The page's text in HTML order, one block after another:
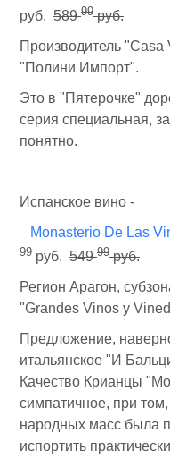
руб. 58999руб.
Производитель
"Полини Импорт".
Это в "Пятерочке"
серия специальная,
понятно.
Испанское вино -
Monasterio De Las
99 руб. 54999руб.
Регион Арагон,
"Grandes Vinos y
Предложение,
итальянское "И
Качество Крианцы
симпатичное, при
народных масс была
испортить